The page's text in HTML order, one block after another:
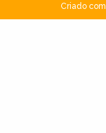
Criado com